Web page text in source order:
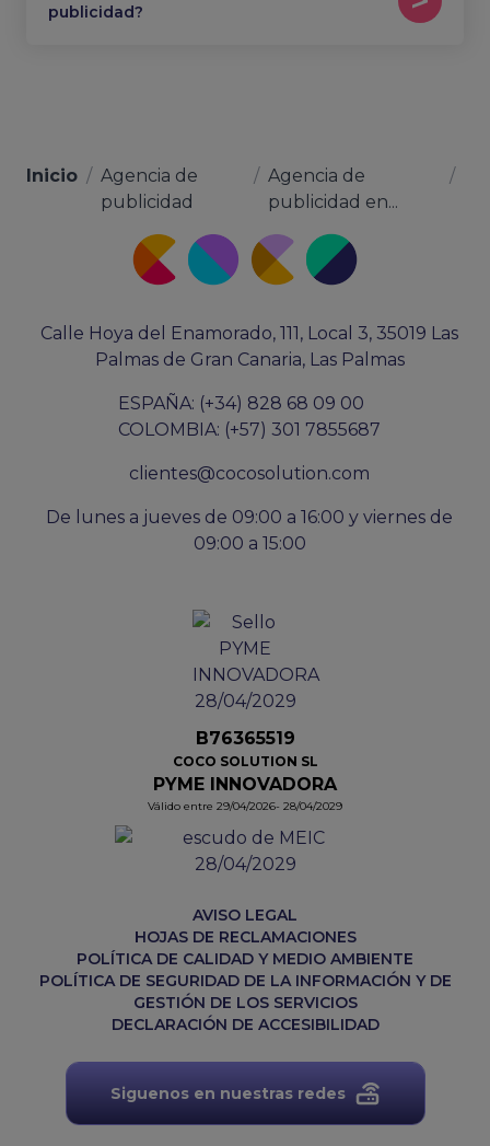
publicidad?
Inicio / Agencia de
publicidad
/ Agencia de
publicidad en...
/
Calle Hoya del Enamorado, 111, Local 3, 35019 Las
Palmas de Gran Canaria, Las Palmas
ESPAÑA: (+34) 828 68 09 00
COLOMBIA: (+57) 301 7855687
clientes@cocosolution.com
De lunes a jueves de 09:00 a 16:00 y viernes de
09:00 a 15:00
B76365519
COCO SOLUTION SL
PYME INNOVADORA
Válido entre 29/04/2026- 28/04/2029
AVISO LEGAL
HOJAS DE RECLAMACIONES
POLÍTICA DE CALIDAD Y MEDIO AMBIENTE
POLÍTICA DE SEGURIDAD DE LA INFORMACIÓN Y DE
GESTIÓN DE LOS SERVICIOS
DECLARACIÓN DE ACCESIBILIDAD
Siguenos en nuestras redes